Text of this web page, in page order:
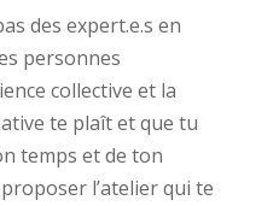
des expert.e.s en
personnes
collective et la
te plaît et que tu
temps et de ton
l’atelier qui te